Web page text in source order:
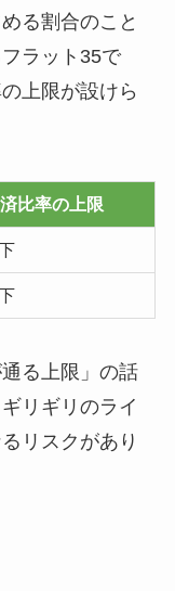
る割合のこと
ラット35で
上限が設けら
比率の上限
る上限」の話
リギリのライ
リスクがあり